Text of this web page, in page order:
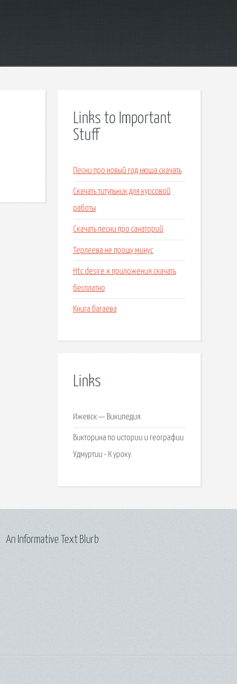
Links to Important
Stuff
Песни про новый год нюша скачать
Скачать титульник для курсовой
работы
Скачать песни про санаторий
Терлеева не прощу минус
Htc desire x приложения скачать
бесплатно
Книга багаева
Links
Ижевск — Википедия.
Викторина по истории и географии
Удмуртии - К уроку.
An Informative Text Blurb